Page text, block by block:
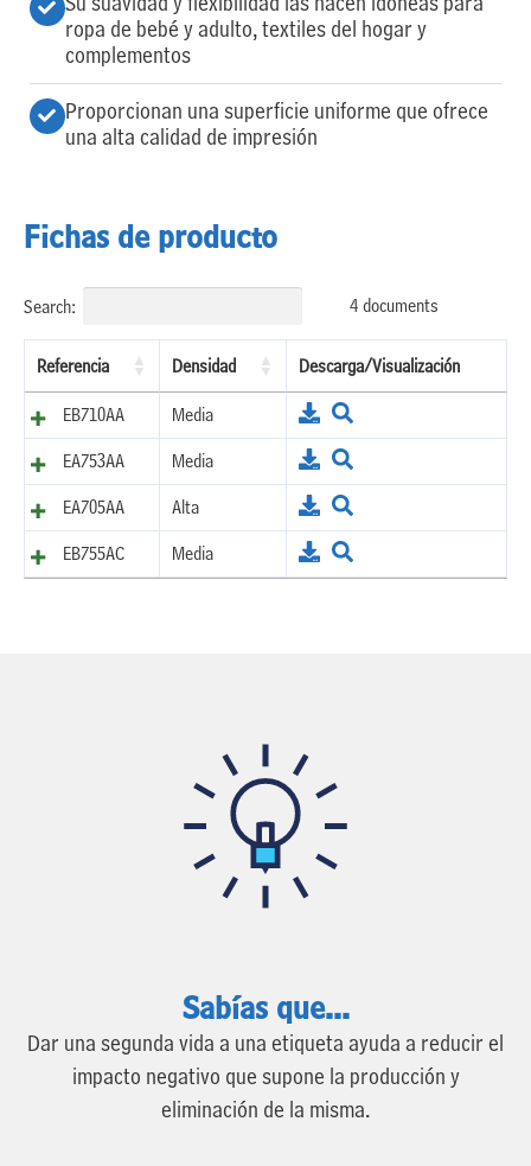
ropa de bebé y adulto, textiles del hogar y
complementos
Proporcionan una superficie uniforme que ofrece
una alta calidad de impresión
Fichas de producto
Search: 4 documents
Referencia Densidad Descarga/Visualización
EB710AA Media
EA753AA Media
EA705AA Alta
EB755AC Media
Sabías que...
Dar una segunda vida a una etiqueta ayuda a reducir el
impacto negativo que supone la producción y
eliminación de la misma.